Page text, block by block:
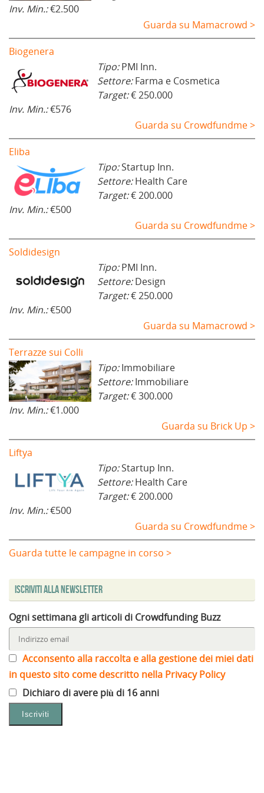
Inv. Min.:€2.500
Guarda su Mamacrowd >
Biogenera
Tipo:PMI Inn.
Settore:Farma e Cosmetica
Target:€ 250.000
Inv. Min.:€576
Guarda su Crowdfundme >
Eliba
Tipo:Startup Inn.
Settore:Health Care
Target:€ 200.000
Inv. Min.:€500
Guarda su Crowdfundme >
Soldidesign
Tipo:PMI Inn.
Settore:Design
Target:€ 250.000
Inv. Min.:€500
Guarda su Mamacrowd >
Terrazze sui Colli
Tipo:Immobiliare
Settore:Immobiliare
Target:€ 300.000
Inv. Min.:€1.000
Guarda su Brick Up >
Liftya
Tipo:Startup Inn.
Settore:Health Care
Target:€ 200.000
Inv. Min.:€500
Guarda su Crowdfundme >
Guarda tutte le campagne in corso >
Iscriviti alla Newsletter
Ogni settimana gli articoli di Crowdfunding Buzz
Acconsento alla raccolta e alla gestione dei miei dati
in questo sito come descritto nella Privacy Policy
Dichiaro di avere più di 16 anni